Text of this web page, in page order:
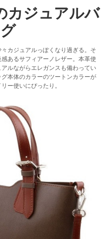
カジュアルバ
カジュアルっぽくなり過ぎる。そ
あるサフィアーノレザー。本革使
ルながらエレガンスも備わってい
本体のカラーのツートンカラーが
ー使いにぴったり。